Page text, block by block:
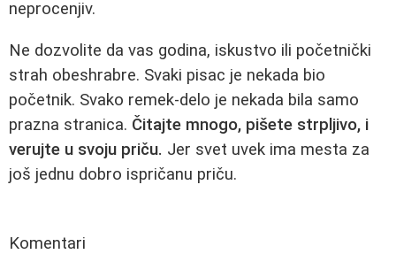
neprocenjiv.
Ne dozvolite da vas godina, iskustvo ili početnički
strah obeshrabre. Svaki pisac je nekada bio
početnik. Svako remek-delo je nekada bila samo
prazna stranica. Čitajte mnogo, pišete strpljivo, i
verujte u svoju priču. Jer svet uvek ima mesta za
još jednu dobro ispričanu priču.
Komentari